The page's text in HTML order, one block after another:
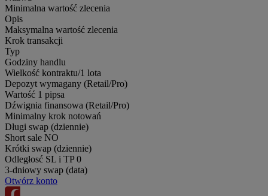
Minimalna wartość zlecenia
Opis
Maksymalna wartość zlecenia
Krok transakcji
Typ
Godziny handlu
Wielkość kontraktu/1 lota
Depozyt wymagany (Retail/Pro)
Wartość 1 pipsa
Dźwignia finansowa (Retail/Pro)
Minimalny krok notowań
Długi swap (dziennie)
Short sale NO
Krótki swap (dziennie)
Odległosć SL i TP 0
3-dniowy swap (data)
Otwórz konto